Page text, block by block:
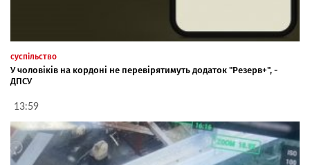
суспільство
У чоловіків на кордоні не перевірятимуть додаток "Резерв+", -
ДПСУ
13:59